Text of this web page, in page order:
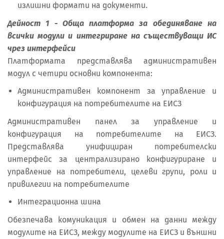
излишни формати на документи.
Дейност 1 - Обща платформа за обединяване на
всички модули и интегриране на съществуващи ИС
чрез интерфейси
Платформата представлява административен
модул с четири основни компонента:
Административен компонент за управление и
конфигурация на потребителите на ЕИСЗ
Административен панел за управление и
конфигурация на потребителите на ЕИСЗ.
Представлява унифициран потребителски
интерфейс за централизирано конфигуриране и
управление на потребители, целеви групи, роли и
привилегии на потребителите
Интеграционна шина
Обезпечава комуникация и обмен на данни между
модулите на ЕИСЗ, между модулите на ЕИСЗ и външни